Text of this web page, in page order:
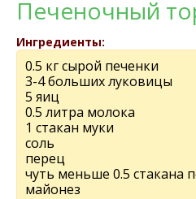
Печеночный
Ингредиенты:
0.5 кг сырой печенки
3-4 больших луковицы
5 яиц
0.5 литра молока
1 стакан муки
соль
перец
чуть меньше 0.5 стакана
майонез